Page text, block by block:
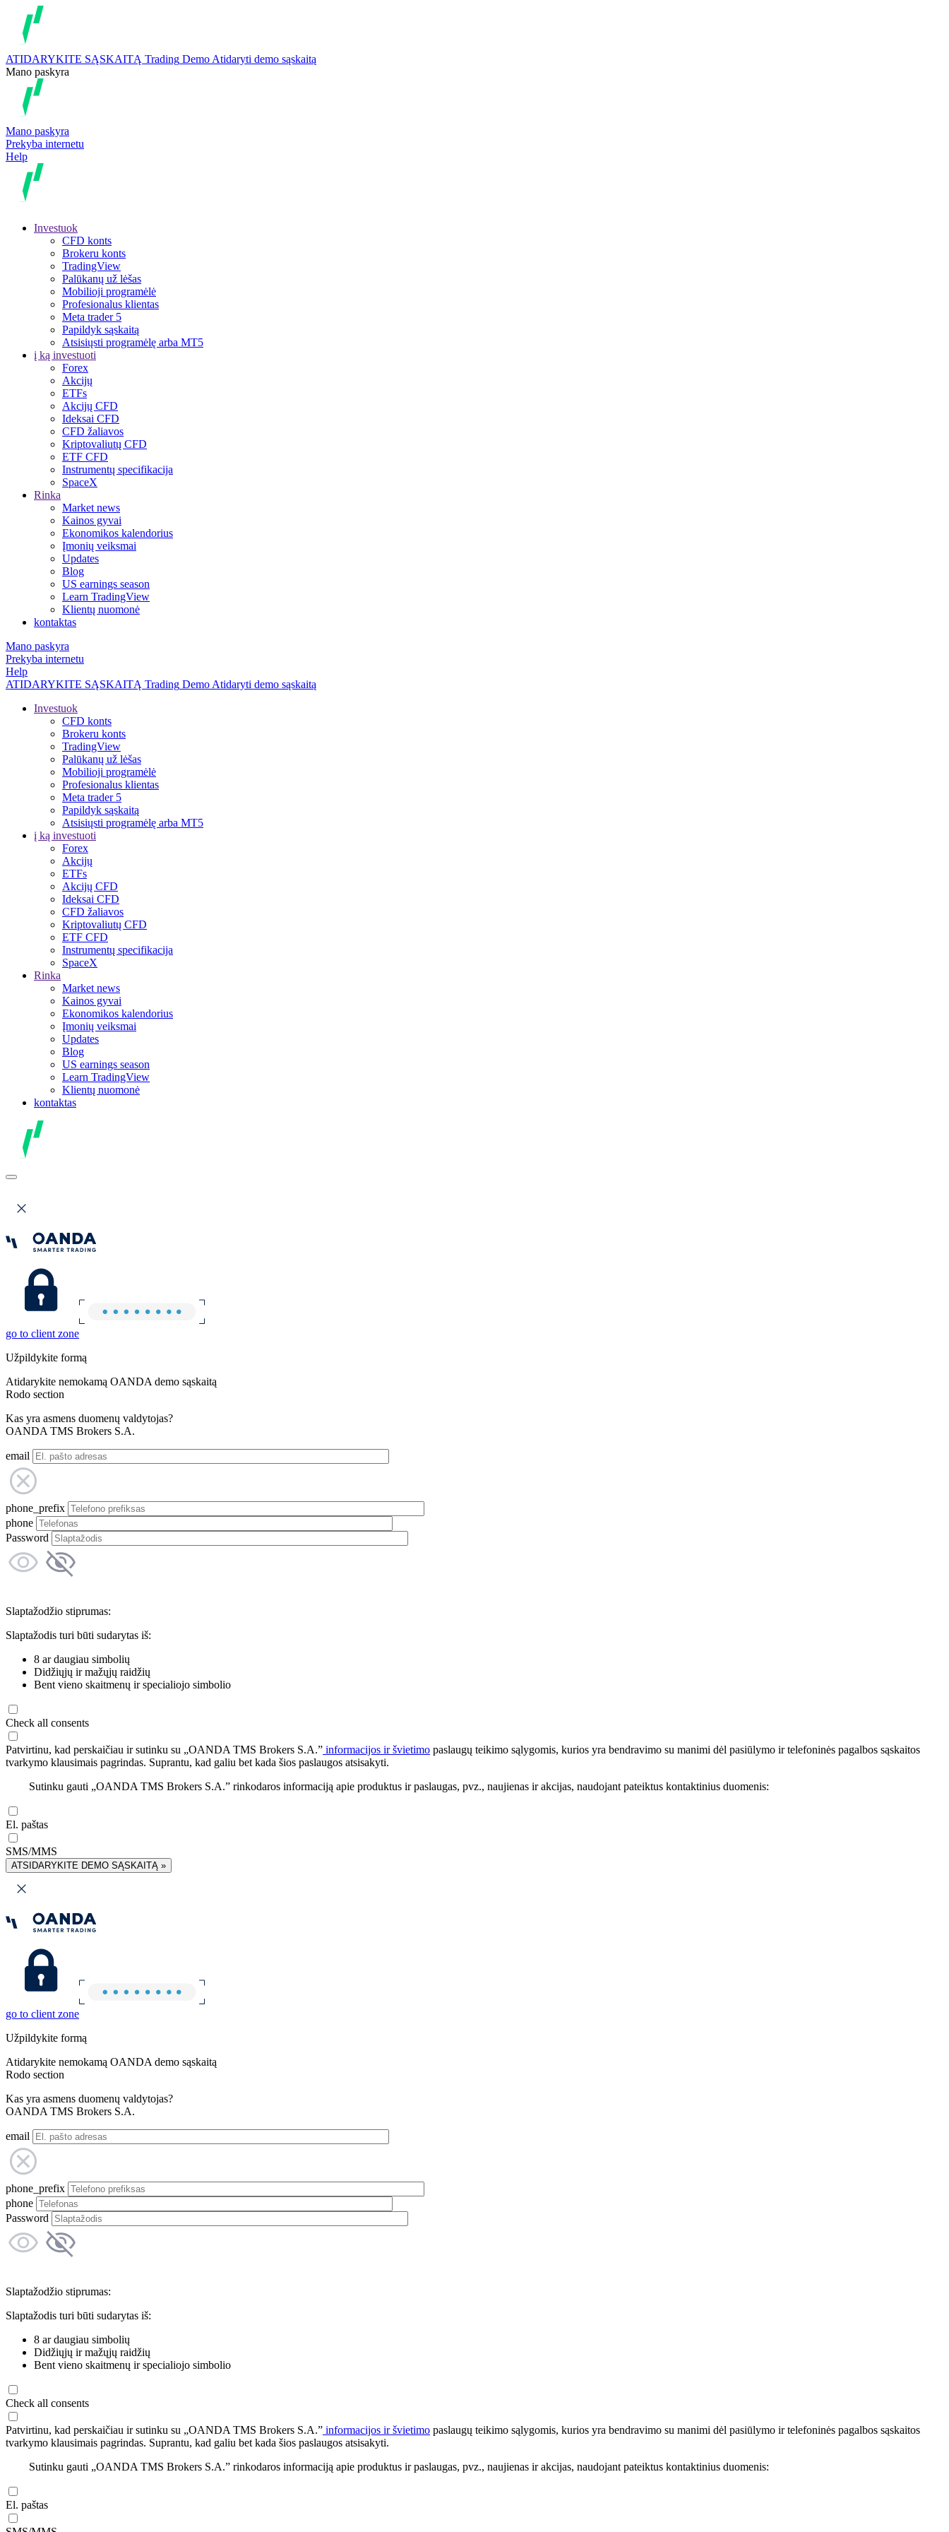
ATIDARYKITE SĄSKAITĄ Trading Demo Atidaryti demo sąskaitą
Mano paskyra
Mano paskyra
Prekyba internetu
Help
Investuok
CFD konts
Brokeru konts
TradingView
Palūkanų už lėšas
Mobilioji programėlė
Profesionalus klientas
Meta trader 5
Papildyk sąskaitą
Atsisiųsti programėlę arba MT5
į ką investuoti
Forex
Akcijų
ETFs
Akcijų CFD
Ideksai CFD
CFD žaliavos
Kriptovaliutų CFD
ETF CFD
Instrumentų specifikacija
SpaceX
Rinka
Market news
Kainos gyvai
Ekonomikos kalendorius
Įmonių veiksmai
Updates
Blog
US earnings season
Learn TradingView
Klientų nuomonė
kontaktas
Mano paskyra
Prekyba internetu
Help
ATIDARYKITE SĄSKAITĄ Trading Demo Atidaryti demo sąskaitą
Investuok
CFD konts
Brokeru konts
TradingView
Palūkanų už lėšas
Mobilioji programėlė
Profesionalus klientas
Meta trader 5
Papildyk sąskaitą
Atsisiųsti programėlę arba MT5
į ką investuoti
Forex
Akcijų
ETFs
Akcijų CFD
Ideksai CFD
CFD žaliavos
Kriptovaliutų CFD
ETF CFD
Instrumentų specifikacija
SpaceX
Rinka
Market news
Kainos gyvai
Ekonomikos kalendorius
Įmonių veiksmai
Updates
Blog
US earnings season
Learn TradingView
Klientų nuomonė
kontaktas
go to client zone
Užpildykite formą
Atidarykite nemokamą OANDA demo sąskaitą
Rodo section
Kas yra asmens duomenų valdytojas?
OANDA TMS Brokers S.A.
email
phone_prefix
phone
Password
Slaptažodžio stiprumas:
Slaptažodis turi būti sudarytas iš:
8 ar daugiau simbolių
Didžiųjų ir mažųjų raidžių
Bent vieno skaitmenų ir specialiojo simbolio
Check all consents
Patvirtinu, kad perskaičiau ir sutinku su „OANDA TMS Brokers S.A.” informacijos ir švietimo paslaugų teikimo sąlygomis, kurios yra bendravimo su manimi dėl pasiūlymo ir telefoninės pagalbos sąskaitos
tvarkymo klausimais pagrindas. Suprantu, kad galiu bet kada šios paslaugos atsisakyti.
Sutinku gauti „OANDA TMS Brokers S.A.” rinkodaros informaciją apie produktus ir paslaugas, pvz., naujienas ir akcijas, naudojant pateiktus kontaktinius duomenis:
El. paštas
SMS/MMS
ATSIDARYKITE DEMO SĄSKAITĄ »
go to client zone
Užpildykite formą
Atidarykite nemokamą OANDA demo sąskaitą
Rodo section
Kas yra asmens duomenų valdytojas?
OANDA TMS Brokers S.A.
email
phone_prefix
phone
Password
Slaptažodžio stiprumas:
Slaptažodis turi būti sudarytas iš:
8 ar daugiau simbolių
Didžiųjų ir mažųjų raidžių
Bent vieno skaitmenų ir specialiojo simbolio
Check all consents
Patvirtinu, kad perskaičiau ir sutinku su „OANDA TMS Brokers S.A.” informacijos ir švietimo paslaugų teikimo sąlygomis, kurios yra bendravimo su manimi dėl pasiūlymo ir telefoninės pagalbos sąskaitos
tvarkymo klausimais pagrindas. Suprantu, kad galiu bet kada šios paslaugos atsisakyti.
Sutinku gauti „OANDA TMS Brokers S.A.” rinkodaros informaciją apie produktus ir paslaugas, pvz., naujienas ir akcijas, naudojant pateiktus kontaktinius duomenis:
El. paštas